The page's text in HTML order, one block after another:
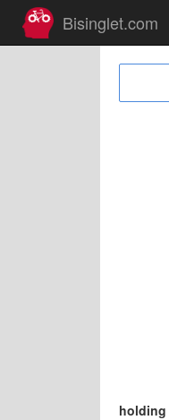
Bisinglet.com
holding